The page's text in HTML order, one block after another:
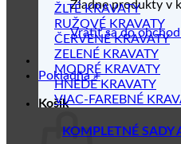
Žiadne produkty v
Vrátiť sa do
Pokladňa +
Košík
ŽLTÉ KRAVATY
RUŽOVÉ KRAVATY
ČERVENÉ KRAVATY
ZELENÉ KRAVATY
MODRÉ KRAVATY
HNEDÉ KRAVATY
VIAC-FAREBNÉ
KOMPLETNÉ SADY